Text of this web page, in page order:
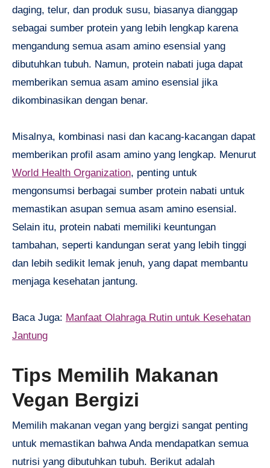
daging, telur, dan produk susu, biasanya dianggap
sebagai sumber protein yang lebih lengkap karena
mengandung semua asam amino esensial yang
dibutuhkan tubuh. Namun, protein nabati juga dapat
memberikan semua asam amino esensial jika
dikombinasikan dengan benar.
Misalnya, kombinasi nasi dan kacang-kacangan dapat
memberikan profil asam amino yang lengkap. Menurut
World Health Organization, penting untuk
mengonsumsi berbagai sumber protein nabati untuk
memastikan asupan semua asam amino esensial.
Selain itu, protein nabati memiliki keuntungan
tambahan, seperti kandungan serat yang lebih tinggi
dan lebih sedikit lemak jenuh, yang dapat membantu
menjaga kesehatan jantung.
Baca Juga: Manfaat Olahraga Rutin untuk Kesehatan
Jantung
Tips Memilih Makanan
Vegan Bergizi
Memilih makanan vegan yang bergizi sangat penting
untuk memastikan bahwa Anda mendapatkan semua
nutrisi yang dibutuhkan tubuh. Berikut adalah